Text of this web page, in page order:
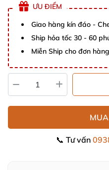
ƯU ĐIỂM
Giao hàng kín đáo -
Ship hỏa tốc 30 - 60
Miễn Ship cho đơn
📞 Tư vấn